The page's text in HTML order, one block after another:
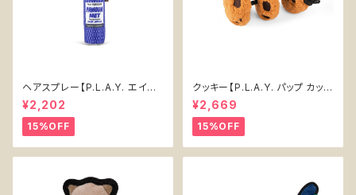
ヘアスプレー【P.L.A.Y. エイテ
ィーズ クラシック】犬用おもちゃ
Pawqua Net 【P.L.A.Y. 80s
Classics Collection】
¥2,202
15%OFF
クッキー【P.L.A.Y. パップ カップ
カフェ】犬用おもちゃ Cookies
n' Treats 【P.L.A.Y. Pup Cup
Cafe Collection】
¥2,669
15%OFF